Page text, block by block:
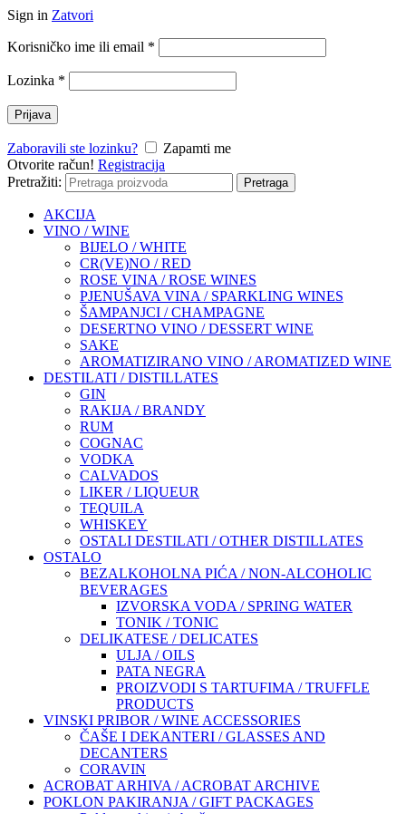
Sign in Zatvori
Korisničko ime ili email *
Lozinka *
Prijava
Zaboravili ste lozinku?
Zapamti me
Otvorite račun! Registracija
Pretražiti:
Pretraga
AKCIJA
VINO / WINE
BIJELO / WHITE
CR(VE)NO / RED
ROSE VINA / ROSE WINES
PJENUŠAVA VINA / SPARKLING WINES
ŠAMPANJCI / CHAMPAGNE
DESERTNO VINO / DESSERT WINE
SAKE
AROMATIZIRANO VINO / AROMATIZED WINE
DESTILATI / DISTILLATES
GIN
RAKIJA / BRANDY
RUM
COGNAC
VODKA
CALVADOS
LIKER / LIQUEUR
TEQUILA
WHISKEY
OSTALI DESTILATI / OTHER DISTILLATES
OSTALO
BEZALKOHOLNA PIĆA / NON-ALCOHOLIC
BEVERAGES
IZVORSKA VODA / SPRING WATER
TONIK / TONIC
DELIKATESE / DELICATES
ULJA / OILS
PATA NEGRA
PROIZVODI S TARTUFIMA / TRUFFLE
PRODUCTS
VINSKI PRIBOR / WINE ACCESSORIES
ČAŠE I DEKANTERI / GLASSES AND
DECANTERS
CORAVIN
ACROBAT ARHIVA / ACROBAT ARCHIVE
POKLON PAKIRANJA / GIFT PACKAGES